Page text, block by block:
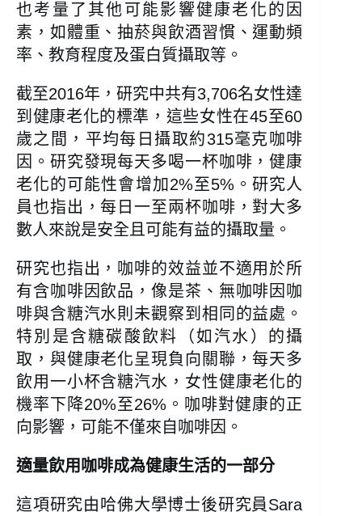
也考量了其他可能影響健康老化的因
素，如體重、抽菸與飲酒習慣、運動頻
率、教育程度及蛋白質攝取等。
截至2016年，研究中共有3,706名女性達
到健康老化的標準，這些女性在45至60
歲之間，平均每日攝取約315毫克咖啡
因。研究發現每天多喝一杯咖啡，健康
老化的可能性會增加2%至5%。研究人
員也指出，每日一至兩杯咖啡，對大多
數人來說是安全且可能有益的攝取量。
研究也指出，咖啡的效益並不適用於所
有含咖啡因飲品，像是茶、無咖啡因咖
啡與含糖汽水則未觀察到相同的益處。
特別是含糖碳酸飲料（如汽水）的攝
取，與健康老化呈現負向關聯，每天多
飲用一小杯含糖汽水，女性健康老化的
機率下降20%至26%。咖啡對健康的正
向影響，可能不僅來自咖啡因。
適量飲用咖啡成為健康生活的一部分
這項研究由哈佛大學博士後研究員Sara